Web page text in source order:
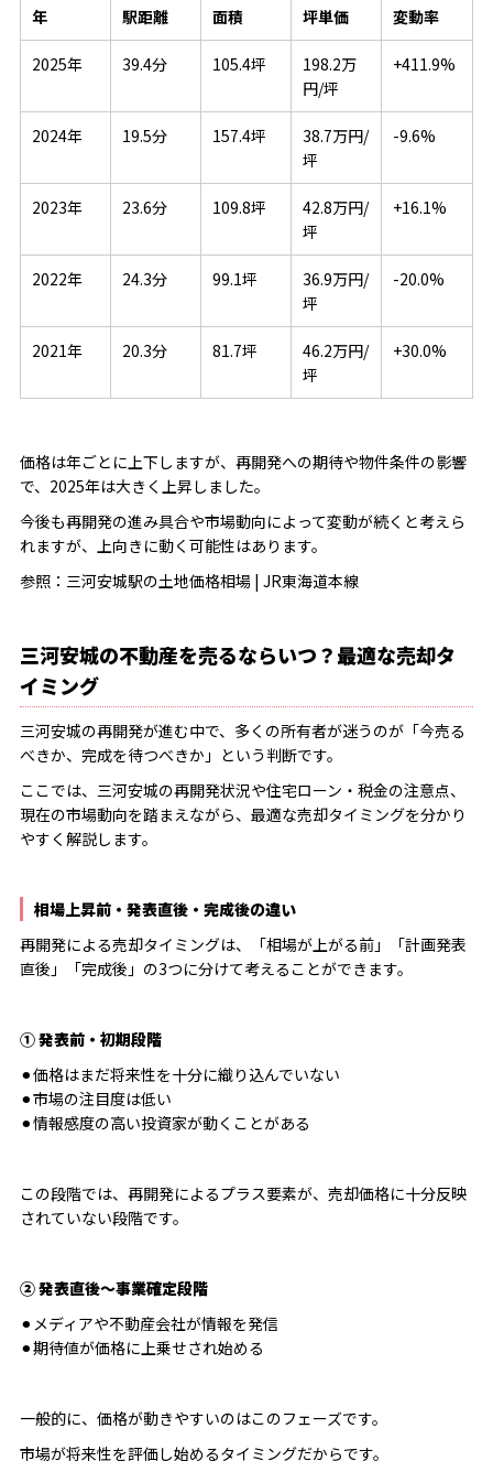
年 駅距離 面積 坪単価 変動率
2025年 39.4分 105.4坪
198.2万
円/坪
+411.9%
2024年 19.5分 157.4坪
38.7万円/
坪
-9.6%
2023年 23.6分 109.8坪
42.8万円/
坪
+16.1%
2022年 24.3分 99.1坪
36.9万円/
坪
-20.0%
2021年 20.3分 81.7坪
46.2万円/
坪
+30.0%
価格は年ごとに上下しますが、再開発への期待や物件条件の影響
で、2025年は大きく上昇しました。
今後も再開発の進み具合や市場動向によって変動が続くと考えら
れますが、上向きに動く可能性はあります。
参照： 三河安城駅の土地価格相場 | JR東海道本線
三河安城の不動産を売るならいつ？最適な売却タ
イミング
三河安城の再開発が進む中で、多くの所有者が迷うのが「今売る
べきか、完成を待つべきか」という判断です。
ここでは、三河安城の再開発状況や住宅ローン・税金の注意点、
現在の市場動向を踏まえながら、最適な売却タイミングを分かり
やすく解説します。
相場上昇前・発表直後・完成後の違い
再開発による売却タイミングは、「相場が上がる前」「計画発表
直後」「完成後」の3つに分けて考えることができます。
① 発表前・初期段階
⚫︎価格はまだ将来性を十分に織り込んでいない
⚫︎市場の注目度は低い
⚫︎情報感度の高い投資家が動くことがある
この段階では、再開発によるプラス要素が、売却価格に十分反映
されていない段階です。
② 発表直後〜事業確定段階
⚫︎メディアや不動産会社が情報を発信
⚫︎期待値が価格に上乗せされ始める
一般的に、価格が動きやすいのはこのフェーズです。
市場が将来性を評価し始めるタイミングだからです。